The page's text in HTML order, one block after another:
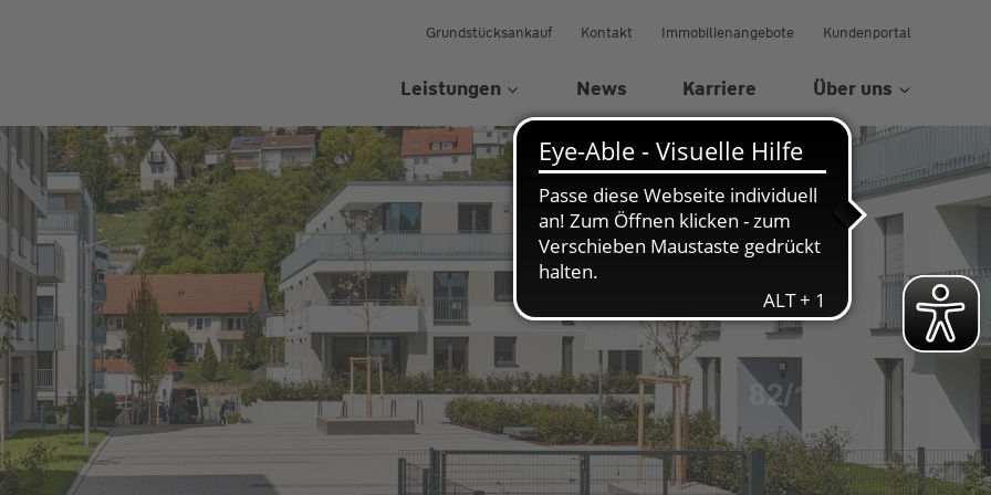
Grundstücksankauf Kontakt Immobilienangebote Kundenportal
Leistungen News Karriere Über uns